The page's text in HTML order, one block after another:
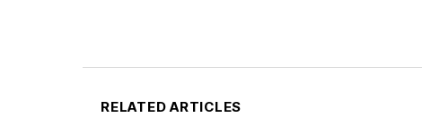
RELATED ARTICLES